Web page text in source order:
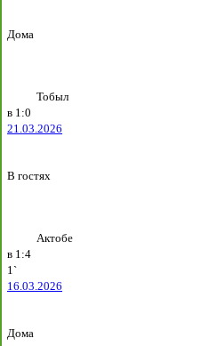
Дома
Тобыл
в 1:0
21.03.2026
В гостях
Актобе
в 1:4
1`
16.03.2026
Дома